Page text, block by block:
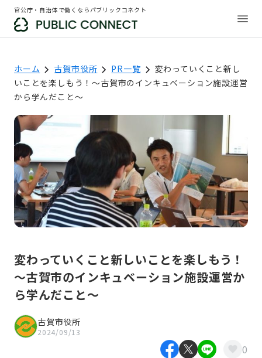
官公庁・自治体で働くならパブリックコネクト
ホーム 古賀市役所 PR一覧
変わっていくこと新し
いことを楽しもう！～古賀市のインキュベーション施設運営
から学んだこと〜
変わっていくこと新しいことを楽しもう！
～古賀市のインキュベーション施設運営か
ら学んだこと〜
古賀市役所
2024/09/13
0